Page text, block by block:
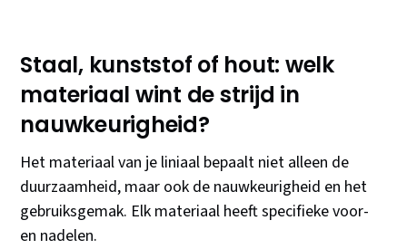
Staal, kunststof of hout: welk
materiaal wint de strijd in
nauwkeurigheid?
Het materiaal van je liniaal bepaalt niet alleen de
duurzaamheid, maar ook de nauwkeurigheid en het
gebruiksgemak. Elk materiaal heeft specifieke voor-
en nadelen.